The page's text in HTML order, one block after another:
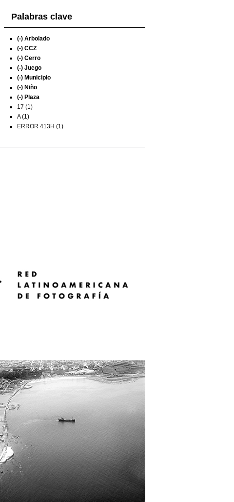
Palabras clave
(-) Arbolado
(-) CCZ
(-) Cerro
(-) Juego
(-) Municipio
(-) Niño
(-) Plaza
17 (1)
A (1)
ERROR 413H (1)